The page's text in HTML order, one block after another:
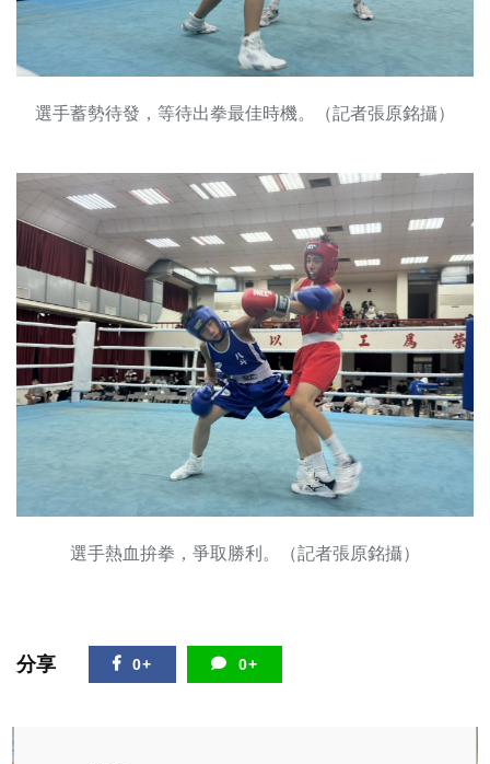
選手蓄勢待發，等待出拳最佳時機。（記者張原銘攝）
選手熱血拚拳，爭取勝利。（記者張原銘攝）
分享 0+ 0+